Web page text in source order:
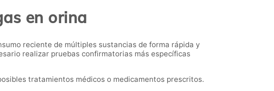
en orina
reciente de múltiples sustancias de forma rápida y
realizar pruebas confirmatorias más específicas
tratamientos médicos o medicamentos prescritos.